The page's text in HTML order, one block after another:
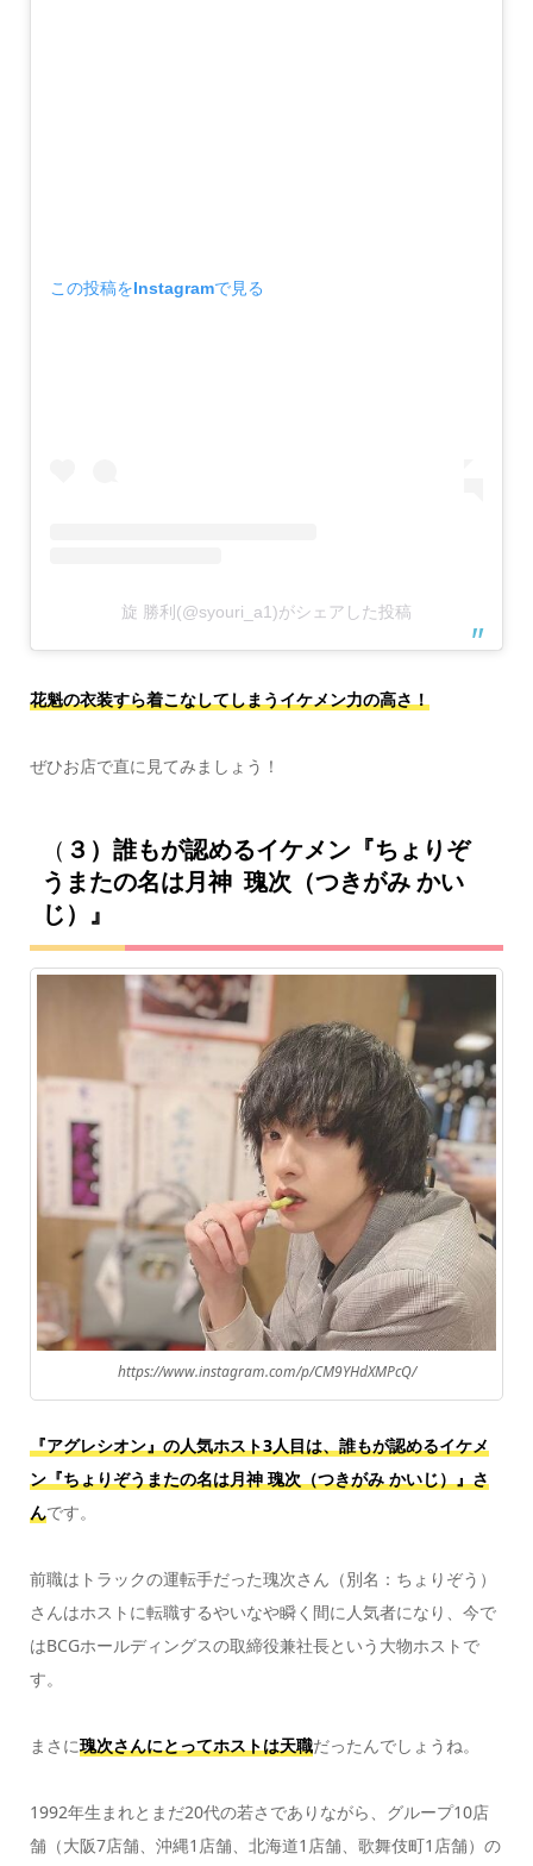
この投稿をInstagramで見る
旋 勝利(@syouri_a1)がシェアした投稿
花魁の衣装すら着こなしてしまうイケメン力の高さ！
ぜひお店で直に見てみましょう！
（ ３）誰もが認めるイケメン『ちょりぞ
うまたの名は月神 瑰次（つきがみ かい
じ）』
https://www.instagram.com/p/CM9YHdXMPcQ/
『アグレシオン』の人気ホスト3人目は、誰もが認めるイケメ
ン『ちょりぞうまたの名は月神 瑰次（つきがみ かいじ）』さ
んです。
前職はトラックの運転手だった瑰次さん（別名：ちょりぞう）
さんはホストに転職するやいなや瞬く間に人気者になり、今で
はBCGホールディングスの取締役兼社長という大物ホストで
す。
まさに瑰次さんにとってホストは天職だったんでしょうね。
1992年生まれとまだ20代の若さでありながら、グループ10店
舗（大阪7店舗、沖縄1店舗、北海道1店舗、歌舞伎町1店舗）の